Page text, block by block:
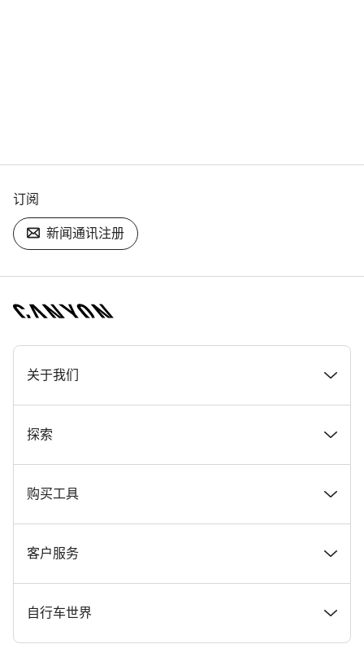
订阅
新闻通讯注册
[footer.linksList.title]
关于我们
奖项
在 Canyon 工作
Canyon 新闻发布室
条款和条件
探索
新闻和故事
提示和建议
Canyon Home Koblenz
购买工具
找到您梦寐以求的 Canyon 自行车
现货自行车
客户服务
支持中心
自行车世界